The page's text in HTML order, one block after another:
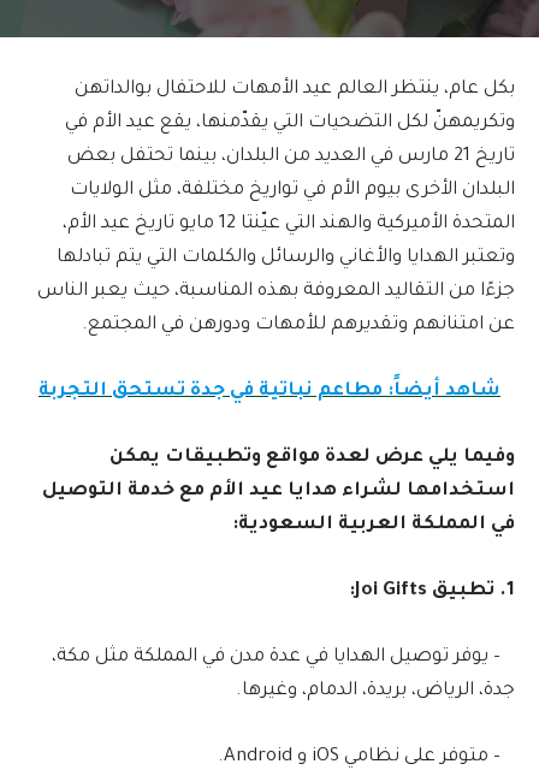
بكل عام، ينتظر العالم عيد الأمهات للاحتفال بوالداتهن
وتكريمهنّ لكل التضحيات التي يقدّمنها، يقع عيد الأم في
تاريخ 21 مارس في العديد من البلدان، بينما تحتفل بعض
البلدان الأخرى بيوم الأم في تواريخ مختلفة، مثل الولايات
المتحدة الأميركية والهند التي عيّنتا 12 مايو تاريخ عيد الأم،
وتعتبر الهدايا والأغاني والرسائل والكلمات التي يتم تبادلها
جزءًا من التقاليد المعروفة بهذه المناسبة، حيث يعبر الناس
عن امتنانهم وتقديرهم للأمهات ودورهن في المجتمع.
شاهد أيضاً: مطاعم نباتية في جدة تستحق التجربة
وفيما يلي عرض لعدة مواقع وتطبيقات يمكن
استخدامها لشراء هدايا عيد الأم مع خدمة التوصيل
في المملكة العربية السعودية:
1. تطبيق Joi Gifts:
– يوفر توصيل الهدايا في عدة مدن في المملكة مثل مكة،
جدة، الرياض، بريدة، الدمام، وغيرها.
– متوفر على نظامي iOS و Android.